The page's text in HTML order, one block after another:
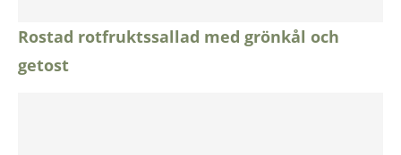
Rostad rotfruktssallad med grönkål och
getost